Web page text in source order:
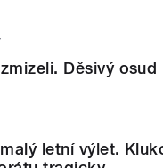
Děsivý
letní výlet.